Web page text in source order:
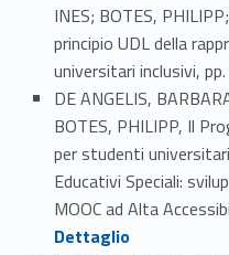
INES; BOTES,
principio UDL della
universitari inclusivi,
DE ANGELIS,
BOTES, PHILIPP, Il
per studenti
Educativi Speciali:
MOOC ad Alta
Dettaglio